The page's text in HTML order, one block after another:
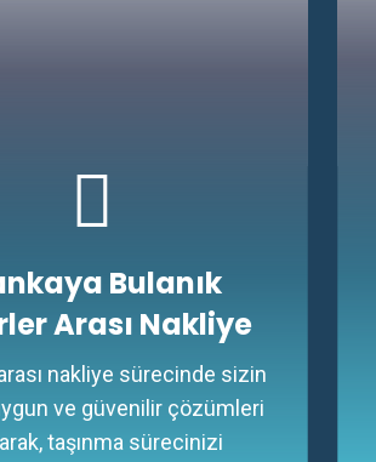
Bulanık
Arası Nakliye
nakliye sürecinde sizin
ve güvenilir çözümleri
taşınma sürecinizi